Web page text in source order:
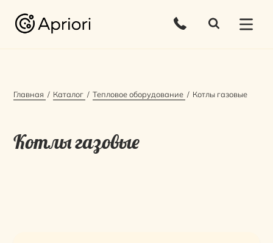
Главная Каталог Тепловое оборудование Котлы газовые
Котлы газовые